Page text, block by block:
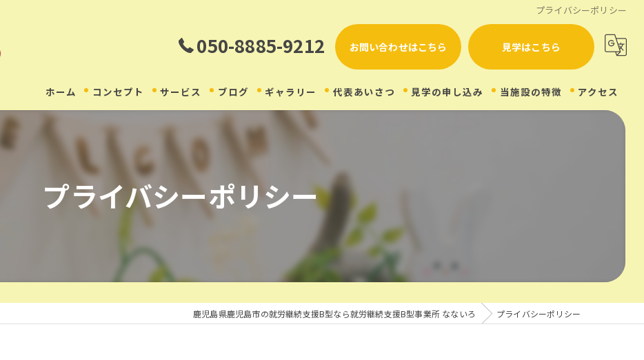
プライバシーポリシー
050-8885-9212 お問い合わせはこちら 見学はこちら
ホーム コンセプト サービス ブログ ギャラリー 代表あいさつ 見学の申し込み 当施設の特徴 アクセス
プライバシーポリシー
鹿児島県鹿児島市の就労継続支援B型なら就労継続支援B型事業所 なないろ プライバシーポリシー